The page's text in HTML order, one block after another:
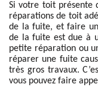
Si votre toit présente
réparations de toit
de la fuite, et faire
de la fuite est due à
petite réparation ou
réparer une fuite
très gros travaux.
vous pouvez faire